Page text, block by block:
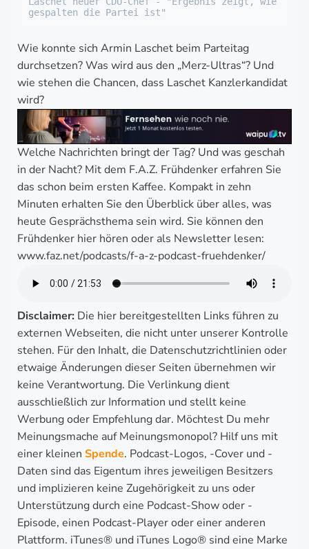
gespalten die Partei ist"
Wie konnte sich Armin Laschet beim Parteitag
durchsetzen? Was wird aus den „Merz-Ultras“? Und
wie stehen die Chancen, dass Laschet Kanzlerkandidat
wird?
Welche Nachrichten bringt der Tag? Und was geschah
in der Nacht? Mit dem F.A.Z. Frühdenker erfahren Sie
das schon beim ersten Kaffee. Kompakt in zehn
Minuten erhalten Sie den Überblick über alles, was
heute Gesprächsthema sein wird. Sie können den
Frühdenker hier hören oder als Newsletter lesen:
www.faz.net/podcasts/f-a-z-podcast-fruehdenker/
Disclaimer: Die hier bereitgestellten Links führen zu
externen Webseiten, die nicht unter unserer Kontrolle
stehen. Für den Inhalt, die Datenschutzrichtlinien oder
etwaige Änderungen dieser Seiten übernehmen wir
keine Verantwortung. Die Verlinkung dient
ausschließlich zur Information und stellt keine
Werbung oder Empfehlung dar. Möchtest Du mehr
Meinungsmache auf Meinungsmonopol? Hilf uns mit
einer kleinen Spende. Podcast-Logos, -Cover und -
Daten sind das Eigentum ihres jeweiligen Besitzers
und implizieren keine Zugehörigkeit zu uns oder
Unterstützung durch eine Podcast-Show oder -
Episode, einen Podcast-Player oder einer anderen
Plattform. iTunes® und iTunes Logo® sind eine Marke